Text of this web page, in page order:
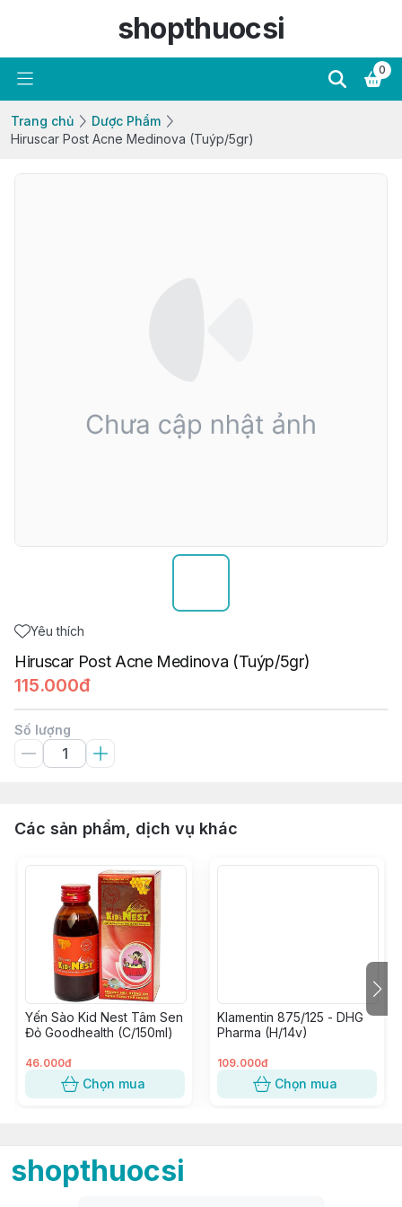
shopthuocsi
0
Trang chủ
Dược Phẩm
Hiruscar Post Acne Medinova (Tuýp/5gr)
Yêu thích
Hiruscar Post Acne Medinova (Tuýp/5gr)
115.000đ
Số lượng
Các sản phẩm, dịch vụ khác
Yến Sào Kid Nest Tâm Sen
Đỏ Goodhealth (C/150ml)
46.000đ
Chọn mua
Klamentin 875/125 - DHG
Pharma (H/14v)
109.000đ
Chọn mua
shopthuocsi